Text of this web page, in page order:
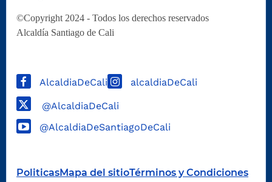
©Copyright 2024 - Todos los derechos reservados
Alcaldía Santiago de Cali
AlcaldiaDeCali alcaldiaDeCali
@AlcaldiaDeCali
@AlcaldiaDeSantiagoDeCali
PoliticasMapa del sitioTérminos y Condiciones